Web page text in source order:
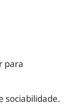
para
sociabilidade.